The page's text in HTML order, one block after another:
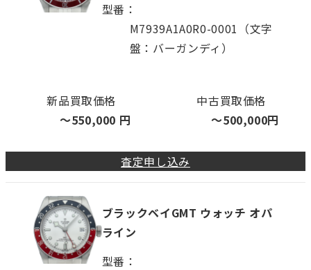
型番
M7939A1A0R0-0001（文字
盤：バーガンディ）
新品買取価格
〜550,000 円
中古買取価格
〜500,000円
査定申し込み
ブラックベイGMT ウォッチ オパ
ライン
型番